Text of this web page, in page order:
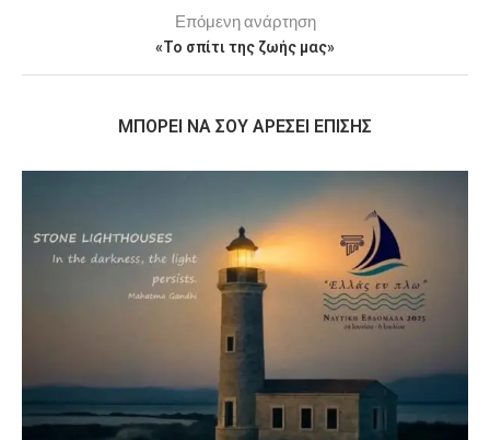
Επόμενη ανάρτηση
«Το σπίτι της ζωής μας»
MΠΟΡΕΊ ΝΑ ΣΟΥ ΑΡΈΣΕΙ ΕΠΊΣΗΣ